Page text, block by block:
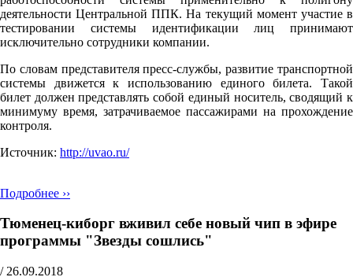
деятельности Центральной ППК. На текущий момент участие в
тестировании системы идентификации лиц принимают
исключительно сотрудники компании.
По словам представителя пресс-службы, развитие транспортной
системы движется к использованию единого билета. Такой
билет должен представлять собой единый носитель, сводящий к
минимуму время, затрачиваемое пассажирами на прохождение
контроля.
Источник: http://uvao.ru/
Подробнее ››
Тюменец-киборг вживил себе новый чип в эфире
программы "Звезды сошлись"
/ 26.09.2018